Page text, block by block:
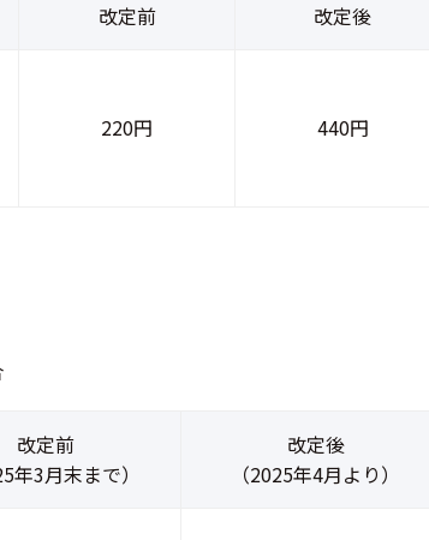
改定前 改定後
220円 440円
改定前
年3月末まで）
改定後
（2025年4月より）